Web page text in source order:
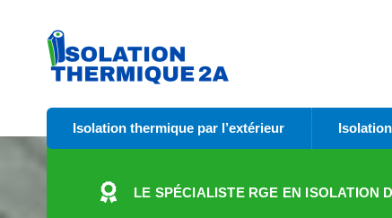
Isolation thermique par l’extérieur
LE SPÉCIALISTE RGE EN ISOLATION